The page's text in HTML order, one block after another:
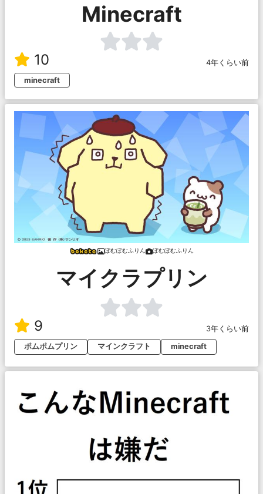
Minecraft
10
4年くらい前
minecraft
ぽむぽむふりん ぽむぽむふりん
マイクラプリン
9
3年くらい前
ポムポムプリン
マインクラフト minecraft